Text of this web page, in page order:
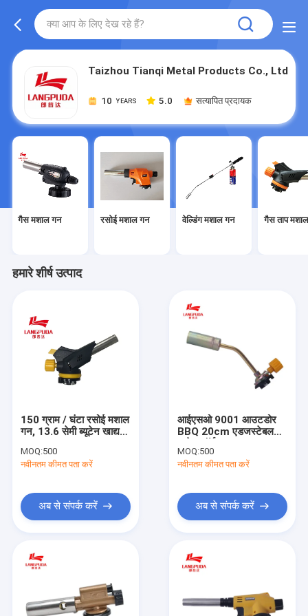
Taizhou Tianqi Metal Products Co., Ltd
10 YEARS 5.0 सत्यापित प्रदायक
गैस मशाल गन रसोई मशाल गन वेल्डिंग मशाल गन गैस ताप
हमारे शीर्ष उत्पाद
150 ग्राम / घंटा रसोई मशाल
गन, 13.6 सेमी ब्यूटेन खाद्य
MOQ:500
नवीनतम कीमत पता करें
अब से संपर्क करें
आईएसओ 9001 आउटडोर
BBQ 20cm एडजस्टेबल
MOQ:500
नवीनतम कीमत पता करें
अब से संपर्क करें